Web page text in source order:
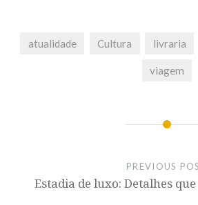
atualidade Cultura livraria
viagem
PREVIOUS
Estadia de luxo: Detalhes